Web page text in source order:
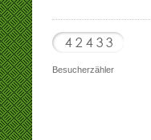
Besucherzähler